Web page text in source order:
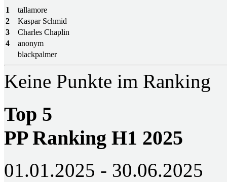
1
tallamore
2
Kaspar Schmid
3
Charles Chaplin
4
anonym
blackpalmer
Keine Punkte im Ranking
Top 5
PP Ranking H1 2025
01.01.2025 - 30.06.2025